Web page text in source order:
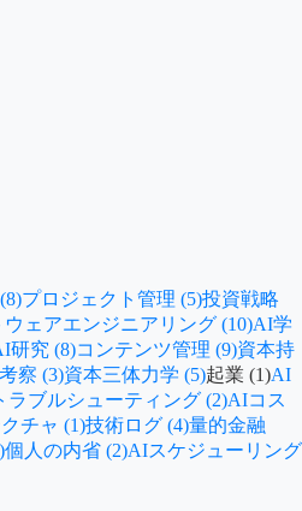
プロジェクト管理 (5)投資戦略
ェアエンジニアリング (10)AI学
研究 (8)コンテンツ管理 (9)資本持
察 (3)資本三体力学 (5)起業 (1)AI
ラブルシューティング (2)AIコス
チャ (1)技術ログ (4)量的金融
個人の内省 (2)AIスケジューリング